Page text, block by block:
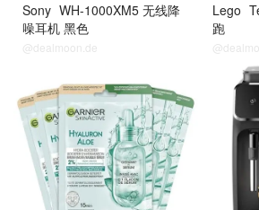
Sony WH-1000XM5 无线降
噪耳机 黑色
@dealmoon.de
Lego
跑
热卖推荐 热卖推荐